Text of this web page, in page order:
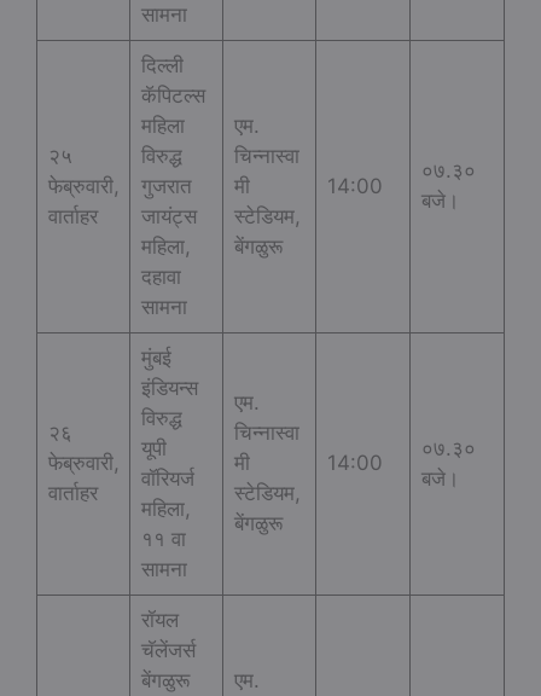
सामना
२५
फेब्रुवारी,
वार्ताहर
दिल्ली
कॅपिटल्स
महिला
विरुद्ध
गुजरात
जायंट्स
महिला,
दहावा
सामना
एम.
चिन्नास्वा
मी
स्टेडियम,
बेंगळुरू
14:00
०७.३०
बजे।
२६
फेब्रुवारी,
वार्ताहर
मुंबई
इंडियन्स
विरुद्ध
यूपी
वॉरियर्ज
महिला,
११ वा
सामना
एम.
चिन्नास्वा
मी
स्टेडियम,
बेंगळुरू
14:00
०७.३०
बजे।
रॉयल
चॅलेंजर्स
बेंगळुरू
एम.